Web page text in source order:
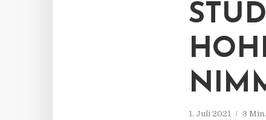
1. Juli 2021 3